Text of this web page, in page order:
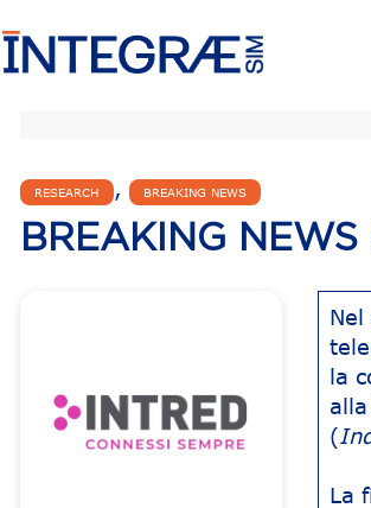
RESEARCH , BREAKING NEWS
BREAKING
la
(
La